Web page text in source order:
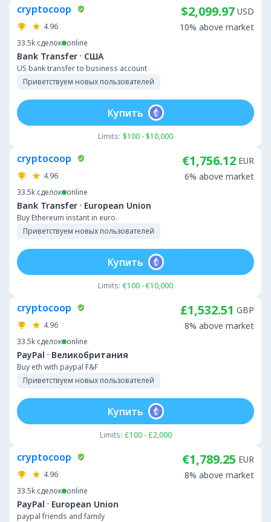
cryptocoop
4.96
33.5k сделок online
Bank Transfer · США
US bank transfer to business account
Приветствуем новых пользователей
$2,099.97 USD
10% above market
Limits: $100 - $10,000
Купить
cryptocoop
4.96
33.5k сделок online
Bank Transfer · European Union
Buy Ethereum instant in euro.
Приветствуем новых пользователей
€1,756.12 EUR
6% above market
Limits: €100 - €10,000
Купить
cryptocoop
4.96
33.5k сделок online
PayPal · Великобритания
Buy eth with paypal F&F
Приветствуем новых пользователей
£1,532.51 GBP
8% above market
Limits: £100 - £2,000
Купить
cryptocoop
4.96
33.5k сделок online
PayPal · European Union
paypal friends and family
€1,789.25 EUR
8% above market